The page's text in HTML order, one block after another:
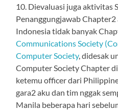
10. Dievaluasi juga aktivitas
Penanggungjawab Chapter2
Indonesia tidak banyak
Communications Society
Computer Society, didesak
Computer Society Chapter
ketemu officer dari
gara2 aku dan tim nggak
Manila beberapa hari